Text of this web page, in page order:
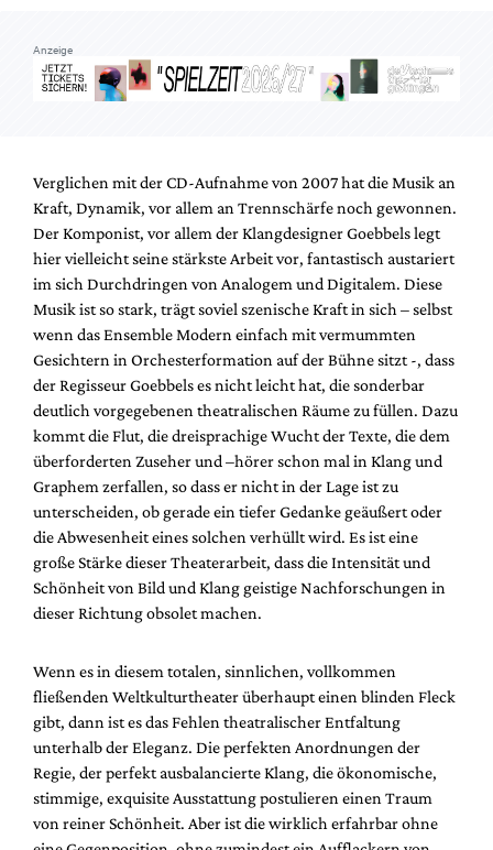
Anzeige
Verglichen mit der CD-Aufnahme von 2007 hat die Musik an
Kraft, Dynamik, vor allem an Trennschärfe noch gewonnen.
Der Komponist, vor allem der Klangdesigner Goebbels legt
hier vielleicht seine stärkste Arbeit vor, fantastisch austariert
im sich Durchdringen von Analogem und Digitalem. Diese
Musik ist so stark, trägt soviel szenische Kraft in sich – selbst
wenn das Ensemble Modern einfach mit vermummten
Gesichtern in Orchesterformation auf der Bühne sitzt -, dass
der Regisseur Goebbels es nicht leicht hat, die sonderbar
deutlich vorgegebenen theatralischen Räume zu füllen. Dazu
kommt die Flut, die dreisprachige Wucht der Texte, die dem
überforderten Zuseher und –hörer schon mal in Klang und
Graphem zerfallen, so dass er nicht in der Lage ist zu
unterscheiden, ob gerade ein tiefer Gedanke geäußert oder
die Abwesenheit eines solchen verhüllt wird. Es ist eine
große Stärke dieser Theaterarbeit, dass die Intensität und
Schönheit von Bild und Klang geistige Nachforschungen in
dieser Richtung obsolet machen.
Wenn es in diesem totalen, sinnlichen, vollkommen
fließenden Weltkulturtheater überhaupt einen blinden Fleck
gibt, dann ist es das Fehlen theatralischer Entfaltung
unterhalb der Eleganz. Die perfekten Anordnungen der
Regie, der perfekt ausbalancierte Klang, die ökonomische,
stimmige, exquisite Ausstattung postulieren einen Traum
von reiner Schönheit. Aber ist die wirklich erfahrbar ohne